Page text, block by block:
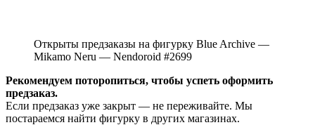
Открыты предзаказы на фигурку Blue Archive —
Mikamo Neru — Nendoroid #2699
Рекомендуем поторопиться, чтобы успеть оформить
предзаказ.
Если предзаказ уже закрыт — не переживайте. Мы
постараемся найти фигурку в других магазинах.